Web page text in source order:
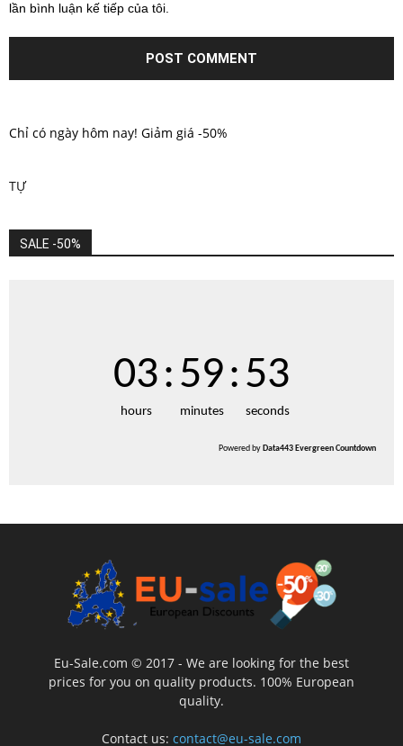
lần bình luận kế tiếp của tôi.
Chỉ có ngày hôm nay! Giảm giá -50%
TỰ
SALE -50%
03
hours
:59
minutes
:52
seconds
Powered byData443 Evergreen Countdown
Eu-Sale.com © 2017 - We are looking for the best
prices for you on quality products. 100% European
quality.
Contact us: contact@eu-sale.com